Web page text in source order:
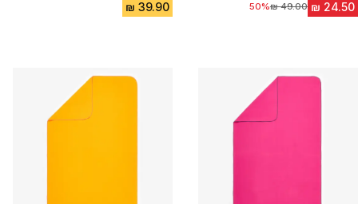
מחיר לפני הנחה‏49.00 ₪
50%